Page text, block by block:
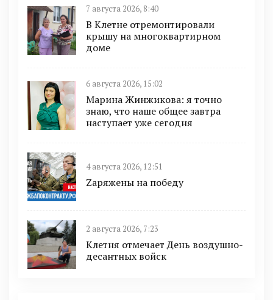
7 августа 2026, 8:40
В Клетне отремонтировали
крышу на многоквартирном
доме
6 августа 2026, 15:02
Марина Жинжикова: я точно
знаю, что наше общее завтра
наступает уже сегодня
4 августа 2026, 12:51
Zаряжены на победу
2 августа 2026, 7:23
Клетня отмечает День воздушно-
десантных войск